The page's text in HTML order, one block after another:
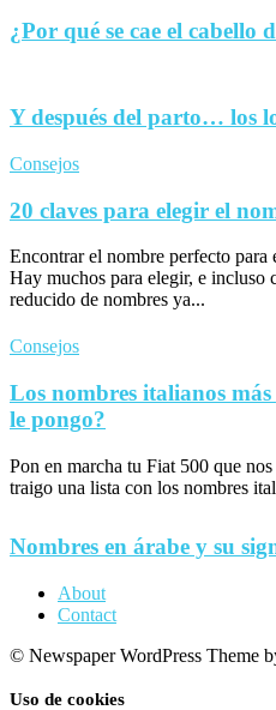
¿Por qué se cae el cabello
Y después del parto… los
Consejos
20 claves para elegir el
Encontrar el nombre perfecto para
Hay muchos para elegir, e incluso
reducido de nombres ya...
Consejos
Los nombres italianos
le pongo?
Pon en marcha tu Fiat 500 que
traigo una lista con los nombres
Nombres en árabe y su
About
Contact
© Newspaper WordPress Theme
Uso de cookies